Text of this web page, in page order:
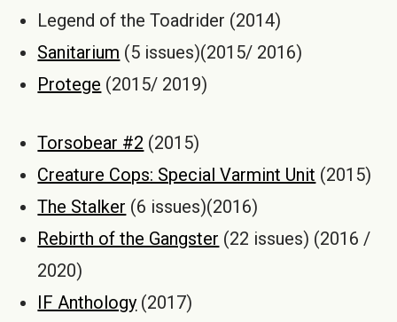
Legend of the Toadrider (2014)
Sanitarium (5 issues)(2015/ 2016)
Protege (2015/ 2019)
Torsobear #2 (2015)
Creature Cops: Special Varmint Unit (2015)
The Stalker (6 issues)(2016)
Rebirth of the Gangster (22 issues) (2016 /
2020)
IF Anthology (2017)